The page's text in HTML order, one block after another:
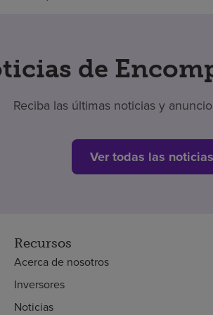
de
Reciba las últimas noticias y
Ver todas las noticias
Recursos
Acerca de nosotros
Inversores
Noticias